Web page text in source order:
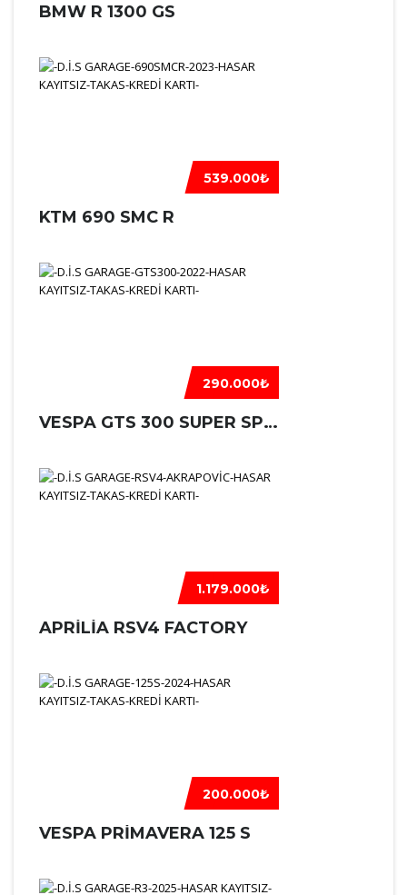
BMW R 1300 GS
539.000₺
KTM 690 SMC R
290.000₺
VESPA GTS 300 SUPER SPORT
1.179.000₺
APRILIA RSV4 FACTORY
200.000₺
VESPA PRIMAVERA 125 S